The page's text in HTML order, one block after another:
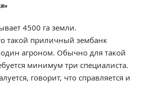
4500 га земли.
такой приличный зембанк
один агроном. Обычно для такой
минимум три специалиста.
говорит, что справляется и